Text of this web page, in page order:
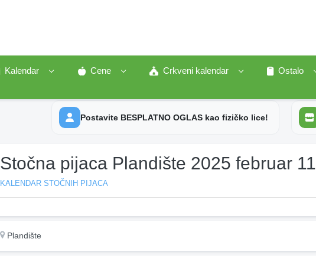
Kalendar Cene Crkveni kalendar
Ostalo
Postavite BESPLATNO OGLAS kao fizičko lice!
Stočna pijaca Plandište 2025 februar 11
KALENDAR STOČNIH PIJACA
Plandište